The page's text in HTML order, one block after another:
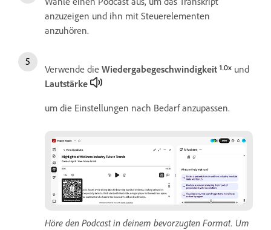
anzuzeigen und ihn mit Steuerelementen
anzuhören.
Verwende die Wiedergabegeschwindigkeit
und
Lautstärke
um die Einstellungen nach Bedarf anzupassen.
Höre den Podcast in deinem bevorzugten Format. Um